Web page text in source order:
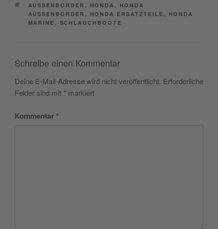
TAGS
AUSSENBORDER , HONDA , HONDA
AUSSENBORDER
, HONDA ERSATZTEILE , HONDA
MARINE , SCHLAUCHBOOTE
Schreibe einen Kommentar
Deine E-Mail-Adresse wird nicht veröffentlicht. Erforderliche
Felder sind mit * markiert
Kommentar *